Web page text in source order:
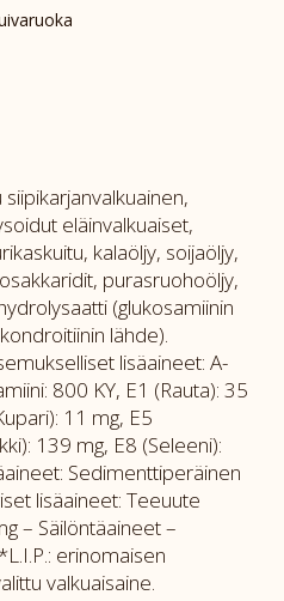
siipikarjanvalkuainen,
eläinvalkuaiset,
kalaöljy, soijaöljy,
purasruohoöljy,
(glukosamiinin
lähde).
lisäaineet: A-
800 KY, E1 (Rauta): 35
11 mg, E5
139 mg, E8 (Seleeni):
Sedimenttiperäinen
lisäaineet: Teeuute
– Säilöntäaineet –
erinomaisen
valkuaisaine.